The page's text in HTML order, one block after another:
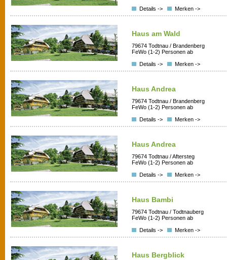
Details ->
Merken ->
Haus am Wald
79674 Todtnau / Brandenberg
FeWo (1-2) Personen ab
Details ->
Merken ->
Haus Andrea
79674 Todtnau / Brandenberg
FeWo (1-2) Personen ab
Details ->
Merken ->
Haus Andrea
79674 Todtnau / Aftersteg
FeWo (1-2) Personen ab
Details ->
Merken ->
Haus Bambi
79674 Todtnau / Todtnauberg
FeWo (1-2) Personen ab
Details ->
Merken ->
Haus Bergblick